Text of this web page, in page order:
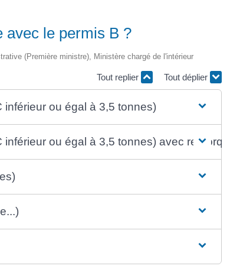
avec le permis B ?
(Première ministre), Ministère chargé de l'intérieur
Tout replier Tout déplier
ou égal à 3,5 tonnes)
ou égal à 3,5 tonnes) avec remorque